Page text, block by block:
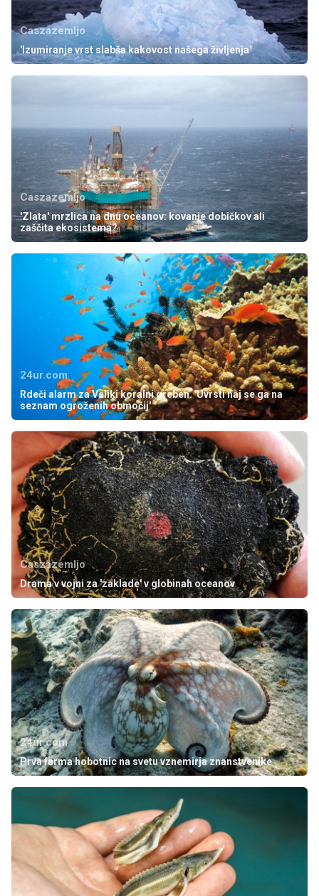
Caszazemljo
'Izumiranje vrst slabša kakovost našega življenja'
Caszazemljo
'Zlata' mrzlica na dnu oceanov: kovanje dobičkov ali
zaščita ekosistema?
24ur.com
Rdeči alarm za Veliki koralni greben. 'Uvrsti naj se ga na
seznam ogroženih območij'
Caszazemljo
Drama v vojni za 'zaklade' v globinah oceanov
24ur.com
Prva farma hobotnic na svetu vznemirja znanstvenike